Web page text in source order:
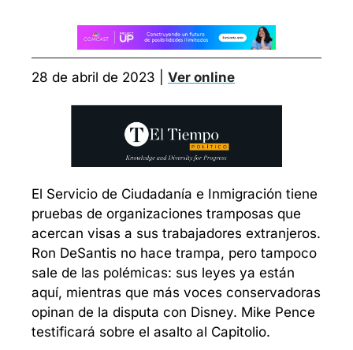
28 de abril de 2023 | Ver online
El Servicio de Ciudadanía e Inmigración tiene
pruebas de organizaciones tramposas que
acercan visas a sus trabajadores extranjeros.
Ron DeSantis no hace trampa, pero tampoco
sale de las polémicas: sus leyes ya están
aquí, mientras que más voces conservadoras
opinan de la disputa con Disney. Mike Pence
testificará sobre el asalto al Capitolio.